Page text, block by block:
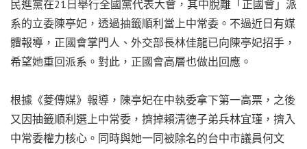
民進黨在21日舉行全國黨代表大會，其中脫離「正國會」派
系的立委陳亭妃，透過抽籤順利當上中常委。不過近日有媒
體報導，正國會掌門人、外交部長林佳龍已向陳亭妃招手，
希望她重回派系。對此，正國會高層也做出回應。
根據《菱傳媒》報導，陳亭妃在中執委拿下第一高票，之後
又因抽籤順利選上中常委，擠掉賴清德子弟兵林宜瑾，擠入
中常委權力核心。同時與她一同被除名的台中市議員何文